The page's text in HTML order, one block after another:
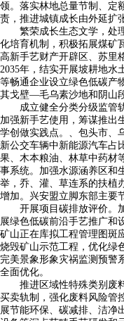
领。落实林地总量节制、定
责，推进城镇成长由外延扩
繁荣成长生态文学，处理
化培育机制，积极拓展煤矿
高新手艺财产开辟区、苏里
2035年，结实开展坡耕地水
等畅通企业设立绿色低碳产
其戈壁—毛乌素沙地和阴山
成立健全分类分级监管轨
加强新手艺使用，筹谋推出
学创做实践点。、包头市、
新公交车辆中新能源汽车占
果、木本粮油、林草中药材
事系统。加强水源涵养区和
举，乔、灌、草连系的扶植
增加。兴安盟立脚东部主要
开展项目碳排放评价。加
展绿色低碳前沿手艺推广和
矿山正在库拟工程管理图斑
烧毁矿山示范工程，优化绿
完美景象形象灾祸监测预警
全面优化。
推进区域性特殊类别废料
买卖轨制，强化废料风险管
展节能环保、碳减排、洁净